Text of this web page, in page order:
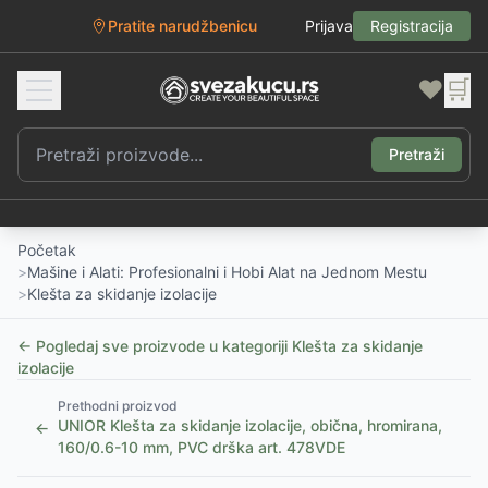
Pratite narudžbenicu Prijava Registracija
❤️ 🛒
Pretraži
Početak
>Mašine i Alati: Profesionalni i Hobi Alat na Jednom Mestu
>Klešta za skidanje izolacije
← Pogledaj sve proizvode u kategoriji Klešta za skidanje
izolacije
←
Prethodni proizvod
UNIOR Klešta za skidanje izolacije, obična, hromirana,
160/0.6-10 mm, PVC drška art. 478VDE